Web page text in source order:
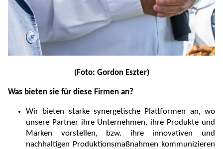
(Foto: Gordon Eszter)
Was bieten sie für diese Firmen an?
Wir bieten starke synergetische Plattformen an, wo
unsere Partner ihre Unternehmen, ihre Produkte und
Marken vorstellen, bzw. ihre innovativen und
nachhaltigen Produktionsmaßnahmen kommunizieren